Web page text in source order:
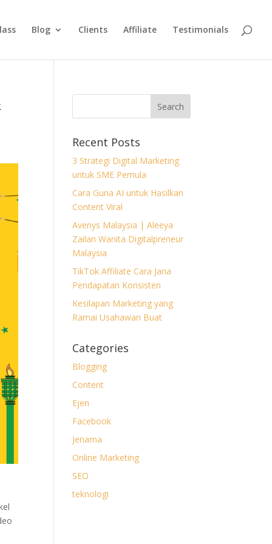
Blog Clients Affiliate Testimonials
Recent Posts
3 Strategi Digital Marketing
untuk SME Pemula
Cara Guna AI untuk Hasilkan
Content Viral
Avenys Malaysia | Aleeya
Zailan Wanita Digitalpreneur
Malaysia
TikTok Affiliate Cara Jana
Pendapatan Konsisten
Kesilapan Marketing yang
Ramai Usahawan Buat
Categories
Blogging
Content
Ejen
Facebook
Jenama
Online Marketing
SEO
teknologi